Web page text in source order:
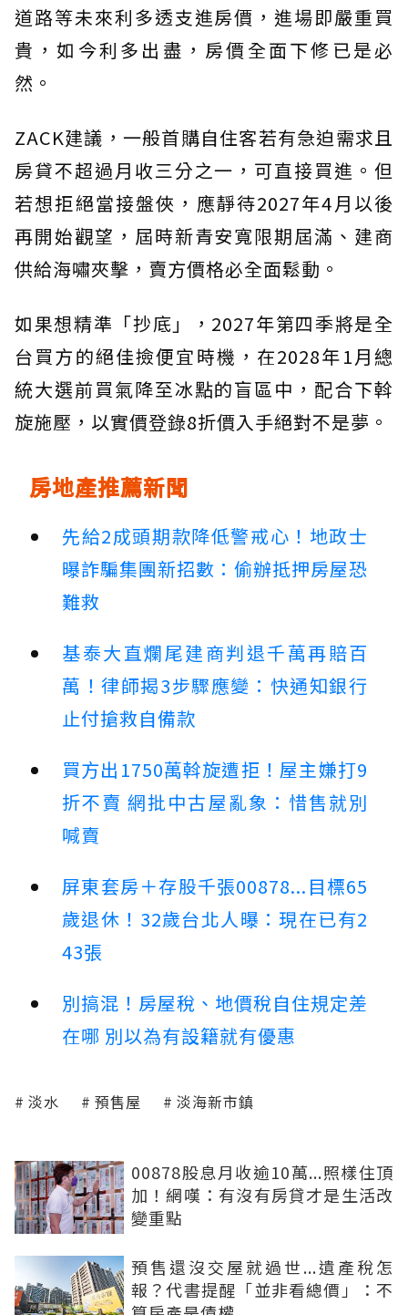
道路等未來利多透支進房價，進場即嚴重買
貴，如今利多出盡，房價全面下修已是必
然。
ZACK建議，一般首購自住客若有急迫需求且
房貸不超過月收三分之一，可直接買進。但
若想拒絕當接盤俠，應靜待2027年4月以後
再開始觀望，屆時新青安寬限期屆滿、建商
供給海嘯夾擊，賣方價格必全面鬆動。
如果想精準「抄底」，2027年第四季將是全
台買方的絕佳撿便宜時機，在2028年1月總
統大選前買氣降至冰點的盲區中，配合下斡
旋施壓，以實價登錄8折價入手絕對不是夢。
房地產推薦新聞
先給2成頭期款降低警戒心！地政士
曝詐騙集團新招數：偷辦抵押房屋恐
難救
基泰大直爛尾建商判退千萬再賠百
萬！律師揭3步驟應變：快通知銀行
止付搶救自備款
買方出1750萬斡旋遭拒！屋主嫌打9
折不賣 網批中古屋亂象：惜售就別
喊賣
屏東套房＋存股千張00878...目標65
歲退休！32歲台北人曝：現在已有2
43張
別搞混！房屋稅、地價稅自住規定差
在哪 別以為有設籍就有優惠
淡水 預售屋 淡海新市鎮
00878股息月收逾10萬...照樣住頂
加！網嘆：有沒有房貸才是生活改
變重點
預售還沒交屋就過世...遺產稅怎
報？代書提醒「並非看總價」：不